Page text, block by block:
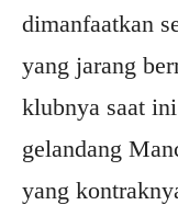
dimanfaatkan
yang jarang
klubnya saat
gelandang
yang